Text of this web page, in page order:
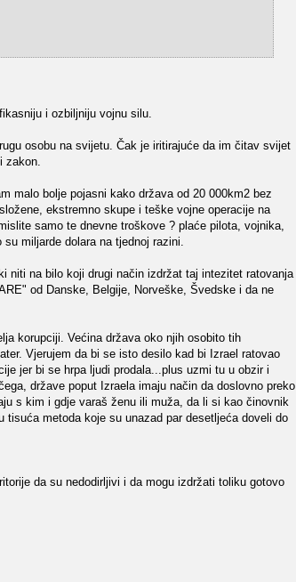
i ozbiljniju vojnu silu.
osobu na svijetu. Čak je iritirajuće da im čitav svijet
zakon.
malo bolje pojasni kako država od 20 000km2 bez
ekstremno skupe i teške vojne operacije na
samo te dnevne troškove ? plaće pilota, vojnika,
miljarde dolara na tjednoj razini.
niti na bilo koji drugi način izdržat taj intezitet ratovanja
od Danske, Belgije, Norveške, Švedske i da ne
korupciji. Većina država oko njih osobito tih
Vjerujem da bi se isto desilo kad bi Izrael ratovao
jer bi se hrpa ljudi prodala...plus uzmi tu u obzir i
države poput Izraela imaju način da doslovno preko
s kim i gdje varaš ženu ili muža, da li si kao činovnik
metoda koje su unazad par desetljeća doveli do
da su nedodirljivi i da mogu izdržati toliku gotovo